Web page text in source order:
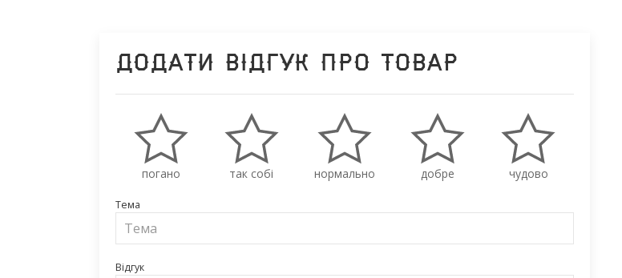
Додати відгук про товар
погано так собі нормально добре чудово
Тема
Відгук